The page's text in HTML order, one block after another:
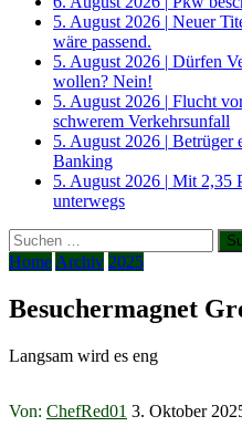
5. August 2026 | Neuer
wäre passend.
5. August 2026 | Dürfen
wollen? Nein!
5. August 2026 | Flucht
schwerem Verkehrsunfall
5. August 2026 | Betrüger
Banking
5. August 2026 | Mit 2,35
unterwegs
Suchen
nach:
Home Archiv 2025
Besuchermagnet
Langsam wird es eng
Von: ChefRed01 3. Oktober